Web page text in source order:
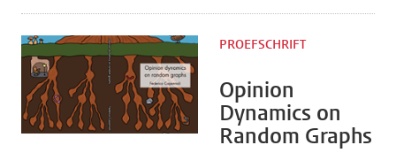
Opinion
Dynamics on
Random Graphs
PROEFSCHRIFT